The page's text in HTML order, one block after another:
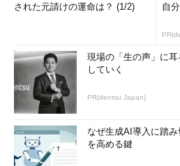
アンケート結果（0：嫌い、1：
1
0
1
……
このデータを例にして見ると、確か
りも、好感度が高いという意味を見
された元請けの運命は？ (1/2)
自
現場の「生の声」に
していく
PR(dentsu Japan)
なぜ生成AI導入に踏
を高める鍵